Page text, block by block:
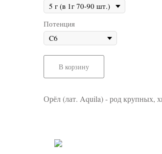
Потенция
В корзину
Орёл (лат. Aquila) - род крупных,